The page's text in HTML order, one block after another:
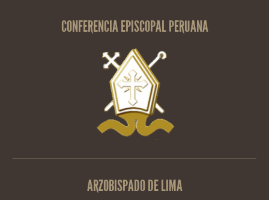
CONFERENCIA EPISCOPAL PERUANA
ARZOBISPADO DE LIMA